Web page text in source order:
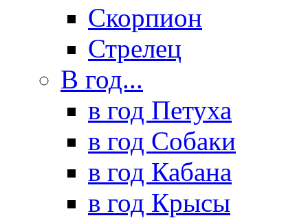
Скорпион
Стрелец
В год...
в год Петуха
в год Собаки
в год Кабана
в год Крысы